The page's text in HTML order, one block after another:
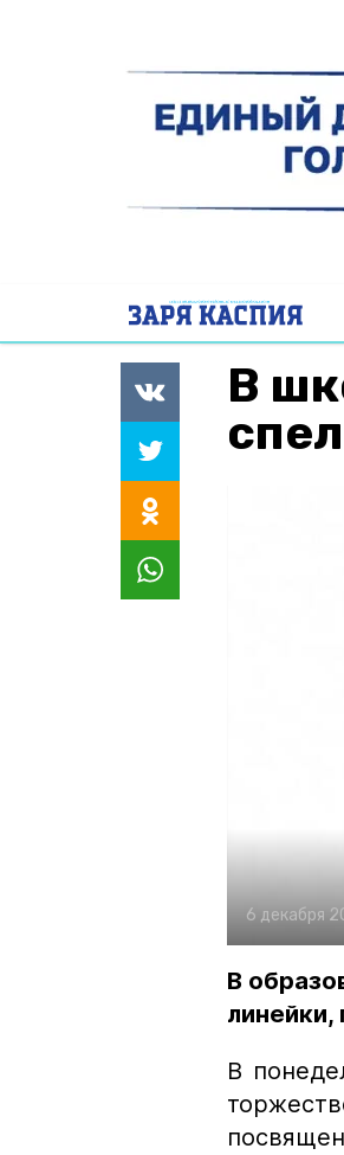
В
6 декабря
В
В